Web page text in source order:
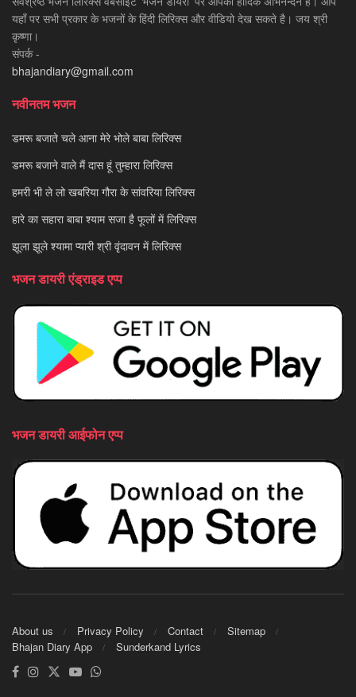
यहाँ पर सभी प्रकार के भजनों के हिंदी लिरिक्स और वीडियो देख सकते है। जय श्री
कृष्णा।
संपर्क -
bhajandiary@gmail.com
नवीनतम भजन
डमरू बजाते चले आना मेरे भोले बाबा लिरिक्स
डमरू बजाने वाले मैं दास हूं तुम्हारा लिरिक्स
हमरी भी ले लो खबरिया गौरा के सांवरिया लिरिक्स
हारे का सहारा बाबा श्याम सजा है फूलों में लिरिक्स
झूला झूले श्यामा प्यारी श्री वृंदावन में लिरिक्स
भजन डायरी एंड्राइड एप्प
भजन डायरी आईफोन एप्प
About us Privacy Policy Contact
Sitemap
Bhajan Diary App
Sunderkand Lyrics